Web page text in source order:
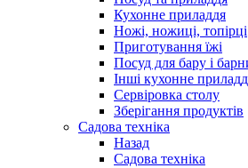
Кухонне приладдя
Ножі, ножиці, топірці
Приготування їжі
Посуд для бару і
Інші кухонне
Сервіровка столу
Зберігання продуктів
Садова техніка
Назад
Садова техніка